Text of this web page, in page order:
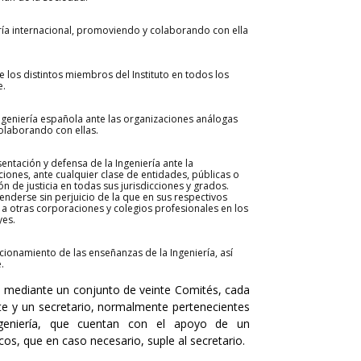
internacional, promoviendo y colaborando con ella
los distintos miembros del Instituto en todos los
española ante las organizaciones análogas
con ellas.
y defensa de la Ingeniería ante la
ante cualquier clase de entidades, públicas o
de justicia en todas sus jurisdicciones y grados.
sin perjuicio de la que en sus respectivos
otras corporaciones y colegios profesionales en los
de las enseñanzas de la Ingeniería, así
un conjunto de veinte Comités, cada
y un secretario, normalmente pertenecientes
que cuentan con el apoyo de un
que en caso necesario, suple al secretario.